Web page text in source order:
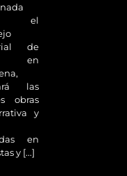
el
de
en
las
obras
y
en
y [...]